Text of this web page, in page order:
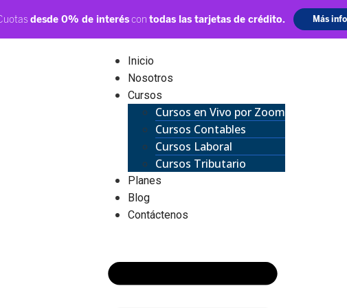
Inicio
Nosotros
Cursos
Cursos en Vivo por Zoom
Cursos Contables
Cursos Laboral
Cursos Tributario
Planes
Blog
Contáctenos